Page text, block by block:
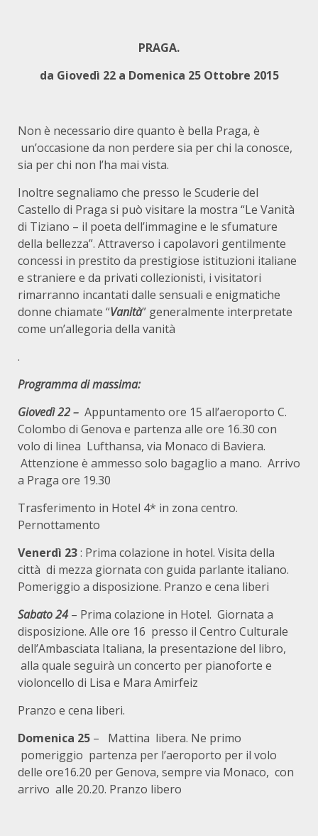
PRAGA.
da Giovedì 22 a Domenica 25 Ottobre 2015
Non è necessario dire quanto è bella Praga, è
un’occasione da non perdere sia per chi la conosce,
sia per chi non l’ha mai vista.
Inoltre segnaliamo che presso le Scuderie del
Castello di Praga si può visitare la mostra “Le Vanità
di Tiziano – il poeta dell’immagine e le sfumature
della bellezza”. Attraverso i capolavori gentilmente
concessi in prestito da prestigiose istituzioni italiane
e straniere e da privati collezionisti, i visitatori
rimarranno incantati dalle sensuali e enigmatiche
donne chiamate “Vanità” generalmente interpretate
come un’allegoria della vanità
.
Programma di massima:
Giovedì 22 – Appuntamento ore 15 all’aeroporto C.
Colombo di Genova e partenza alle ore 16.30 con
volo di linea Lufthansa, via Monaco di Baviera.
Attenzione è ammesso solo bagaglio a mano. Arrivo
a Praga ore 19.30
Trasferimento in Hotel 4* in zona centro.
Pernottamento
Venerdì 23: Prima colazione in hotel. Visita della
città di mezza giornata con guida parlante italiano.
Pomeriggio a disposizione. Pranzo e cena liberi
Sabato 24– Prima colazione in Hotel. Giornata a
disposizione. Alle ore 16 presso il Centro Culturale
dell’Ambasciata Italiana, la presentazione del libro,
alla quale seguirà un concerto per pianoforte e
violoncello di Lisa e Mara Amirfeiz
Pranzo e cena liberi.
Domenica 25 – Mattina libera. Ne primo
pomeriggio partenza per l’aeroporto per il volo
delle ore16.20 per Genova, sempre via Monaco, con
arrivo alle 20.20. Pranzo libero